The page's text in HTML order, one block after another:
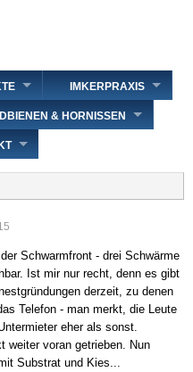
IMKERPRAXIS
& HORNISSEN
Schwarmfront - drei Schwärme
Ist mir nur recht, denn es gibt
derzeit, zu denen
Telefon - man merkt, die Leute
eher als sonst.
weiter voran getrieben. Nun
Substrat und Kies...